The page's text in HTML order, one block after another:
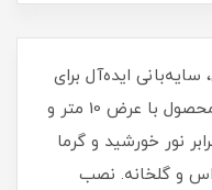
99درصدپلاس، سایه‌بانی ایده‌آل برای
فضاهای باز خود ایجاد کنید! این محصول با عرض 10 متر و
نور خورشید و گرما
و گلخانه. نصب